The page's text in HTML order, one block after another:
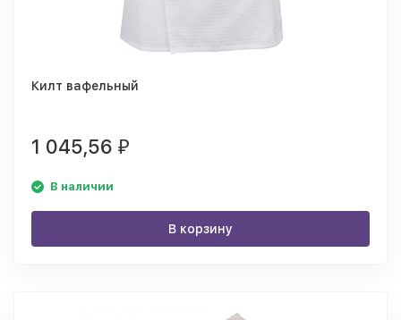
Килт вафельный
1 045,56 ₽
В наличии
В корзину